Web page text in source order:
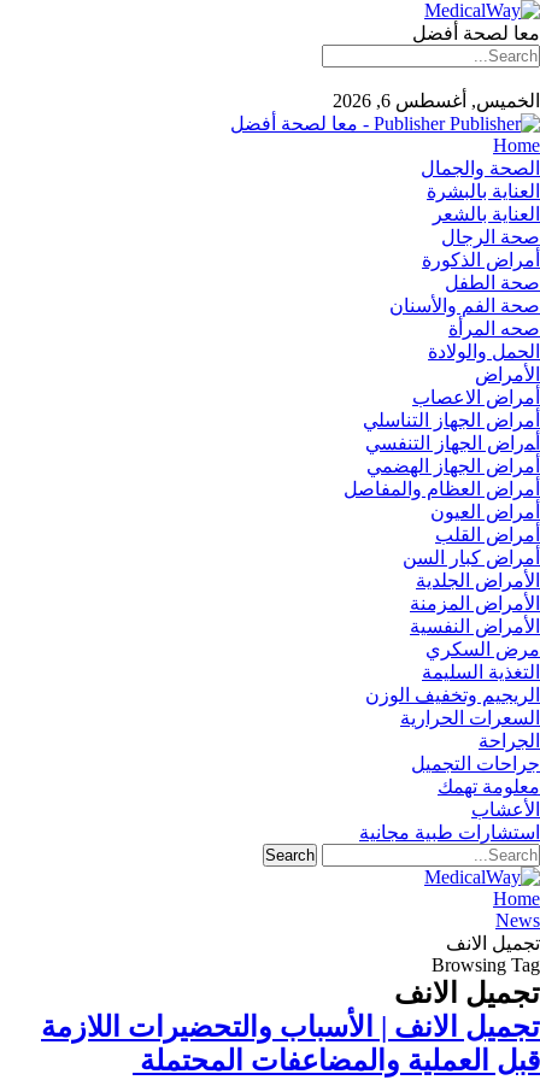
معا لصحة أفضل
الخميس, أغسطس 6, 2026
Publisher - معا لصحة أفضل
Home
الصحة والجمال
العناية بالبشرة
العناية بالشعر
صحة الرجال
أمراض الذكورة
صحة الطفل
صحة الفم والأسنان
صحه المرأة
الحمل والولادة
الأمراض
أمراض الاعصاب
أمراض الجهاز التناسلي
أﻤراض اﻟﺠﻬﺎز اﻟﺘﻨﻔﺴﻲ
أمراض الجهاز الهضمي
أمراض العظام والمفاصل
أمراض العيون
أمراض القلب
أمراض كبار السن
الأمراض الجلدية
الأمراض المزمنة
الأمراض النفسية
مرض السكري
التغذية السليمة
الريجيم وتخفيف الوزن
السعرات الحرارية
الجراحة
جراحات التجميل
معلومة تهمك
الأعشاب
استشارات طبية مجانية
Home
News
تجميل الانف
Browsing Tag
تجميل الانف
تجميل الانف | الأسباب والتحضيرات اللازمة
قبل العملية والمضاعفات المحتملة